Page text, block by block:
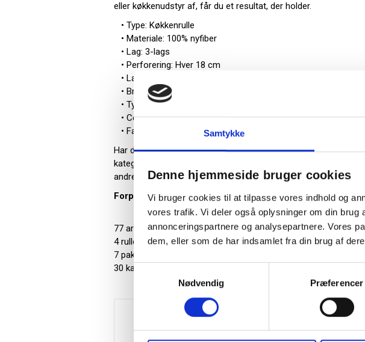
Samtykke
Denne hjemmeside bruger cookies
Vi bruger cookies til at tilpasse vores indhold og
vores trafik. Vi deler også oplysninger om din
annonceringspartnere og analysepartnere. Vores
dem, eller som de har indsamlet fra din brug af
Samtykkevalg
Nødvendig
Præferencer
eller køkkenudstyr af, får du et resultat, der holder.
• Type: Køkkenrulle
• Materiale: 100% nyfiber
• Lag: 3-lags
• Perforering: Hver 18 cm
• Længde: 13,86 m
• Bredde: 22,4 cm
• Tykkelse: 3 x 16 g/m²
• Certifikat: EU-Blomsten
• Farve: Hvid
Har du brug for mere end klassiske ruller til køkkenet? Se også
kategori
andre løsninger til både lager, værksted og storkøkken.
Forpakning:
77 ark = 1 rulle
4 ruller = 1 pakke
7 pakker = 1 karton
30 kartoner = 1 palle (840 ruller pr palle)